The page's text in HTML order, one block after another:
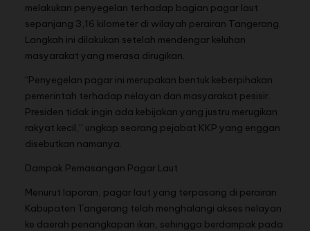
melakukan penyegelan terhadap bagian pagar laut
sepanjang 3,16 kilometer di wilayah perairan Tangerang.
Langkah ini dilakukan setelah mendengar keluhan
masyarakat yang merasa dirugikan.
“Penyegelan pagar ini merupakan bentuk keberpihakan
pemerintah terhadap nelayan dan masyarakat pesisir.
Presiden tidak ingin ada kebijakan yang justru merugikan
rakyat kecil,” ungkap seorang pejabat KKP yang enggan
disebutkan namanya.
Dampak Pemasangan Pagar Laut
Menurut laporan, pagar laut yang terpasang di perairan
Kabupaten Tangerang telah menghalangi akses nelayan
ke daerah penangkapan ikan, sehingga berdampak pada